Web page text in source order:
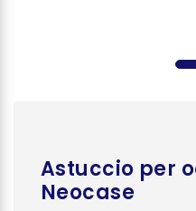
Astuccio per
Neocase